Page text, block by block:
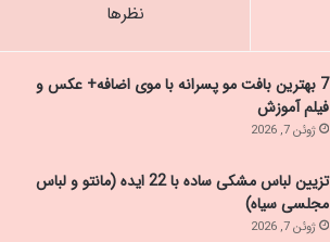
نظرها
7 بهترین بافت مو پسرانه با موی اضافه+ عکس و
فیلم آموزش
ژوئن 7, 2026
تزیین لباس مشکی ساده با 22 ایده (مانتو و لباس
مجلسی سیاه)
ژوئن 7, 2026